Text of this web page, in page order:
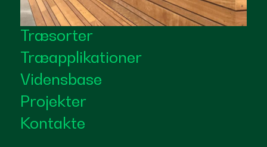
Træsorter
Træapplikationer
Vidensbase
Projekter
Kontakte